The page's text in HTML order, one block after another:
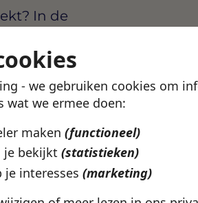
- we gebruiken cookies om
wat we ermee doen:
maken (functioneel)
je bekijkt (statistieken)
interesses (marketing)
In de
en kijk of